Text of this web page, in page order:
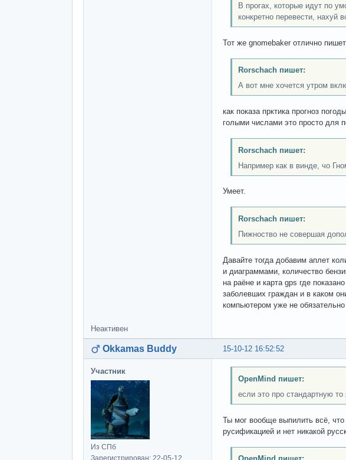
В прогах, которые идут по
конкретно перевести, нахуй
Тот же gnomebaker отлично
Rorschach пишет:
А вот мне хочется утром
как показа прктика прогноз
голыми числами это просто для
Rorschach пишет:
Например как в винде, чо
Умеет.
Rorschach пишет:
Пижноство не совершая
Давайте тогда добавим аплет
и диаграммами, количество
на раёне и карта gps где
заболевших граждан и в каком
компьютером уже не
Неактивен
15-10-12 16:52:52
Okkamas Buddy
Участник
Из СПб
Зарегистрирован: 22-05-12
OpenMind пишет:
если это про стандартную
Ты мог вообще выпилить всё,
русификацией и нет никакой